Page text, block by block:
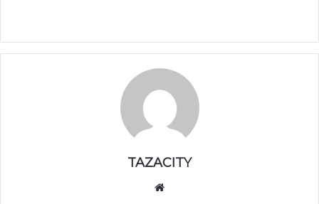
TAZACITY